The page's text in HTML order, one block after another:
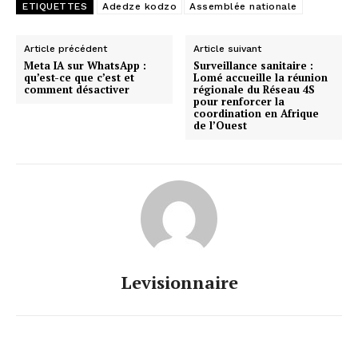
ETIQUETTES Adedze kodzo Assemblée nationale
Article précédent
Meta IA sur WhatsApp :
qu’est-ce que c’est et
comment désactiver
Article suivant
Surveillance sanitaire :
Lomé accueille la réunion
régionale du Réseau 4S
pour renforcer la
coordination en Afrique
de l’Ouest
Levisionnaire